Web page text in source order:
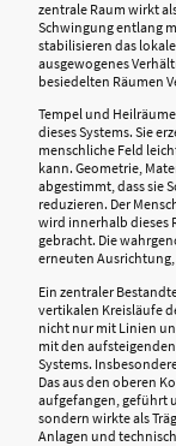
zentrale Raum wirkt
Schwingung entlang
stabilisieren das
ausgewogenes
besiedelten Räumen
Tempel und
dieses Systems. Sie
menschliche Feld
kann. Geometrie,
abgestimmt, dass sie
reduzieren. Der
wird innerhalb dieses
gebracht. Die
erneuten
Ein zentraler
vertikalen Kreisläufe
nicht nur mit Linien
mit den
Systems.
Das aus den oberen
aufgefangen, geführt
sondern wirkte als
Anlagen und